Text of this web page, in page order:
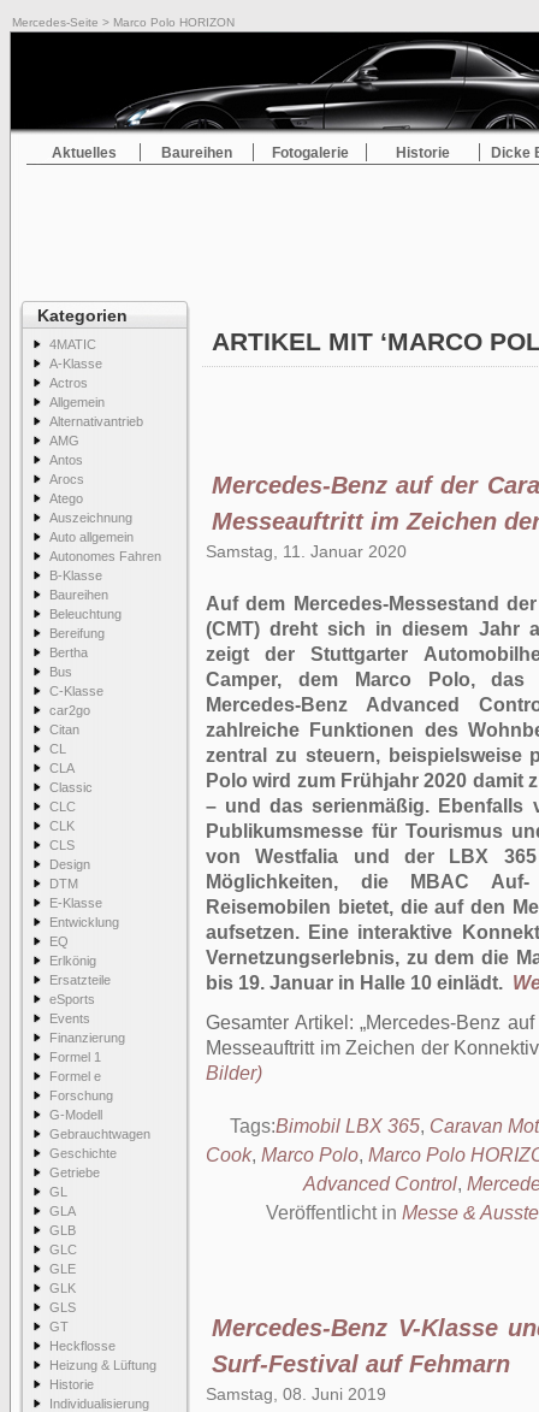
Mercedes-Seite > Marco Polo HORIZON
Aktuelles Baureihen Fotogalerie Historie Dicke
Kategorien
4MATIC
A-Klasse
Actros
Allgemein
Alternativantrieb
AMG
Antos
Arocs
Atego
Auszeichnung
Auto allgemein
Autonomes Fahren
B-Klasse
Baureihen
Beleuchtung
Bereifung
Bertha
Bus
C-Klasse
car2go
Citan
CL
CLA
Classic
CLC
CLK
CLS
Design
DTM
E-Klasse
Entwicklung
EQ
Erlkönig
Ersatzteile
eSports
Events
Finanzierung
Formel 1
Formel e
Forschung
G-Modell
Gebrauchtwagen
Geschichte
Getriebe
GL
GLA
GLB
GLC
GLE
GLK
GLS
GT
Heckflosse
Heizung & Lüftung
Historie
Individualisierung
ARTIKEL MIT ‘MARCO
Mercedes-Benz auf der
Messeauftritt im Zeichen
Samstag, 11. Januar 2020
Auf dem Mercedes-Messestand
(CMT) dreht sich in diesem Jahr
zeigt der Stuttgarter
Camper, dem Marco Polo, das
Mercedes-Benz Advanced
zahlreiche Funktionen des
zentral zu steuern, beispielsweise
Polo wird zum Frühjahr 2020 damit
– und das serienmäßig. Ebenfalls
Publikumsmesse für Tourismus
von Westfalia und der LBX
Möglichkeiten, die MBAC
Reisemobilen bietet, die auf den
aufsetzen. Eine interaktive
Vernetzungserlebnis, zu dem die
bis 19. Januar in Halle 10 einlädt.
Gesamter Artikel: Mercedes-Benz
Messeauftritt im Zeichen der
Bilder)
Tags:Bimobil LBX 365, Caravan
Cook, Marco Polo, Marco Polo
Advanced Control,
Veröffentlicht in Messe &
Mercedes-Benz V-Klasse
Surf-Festival auf Fehmarn
Samstag, 08. Juni 2019